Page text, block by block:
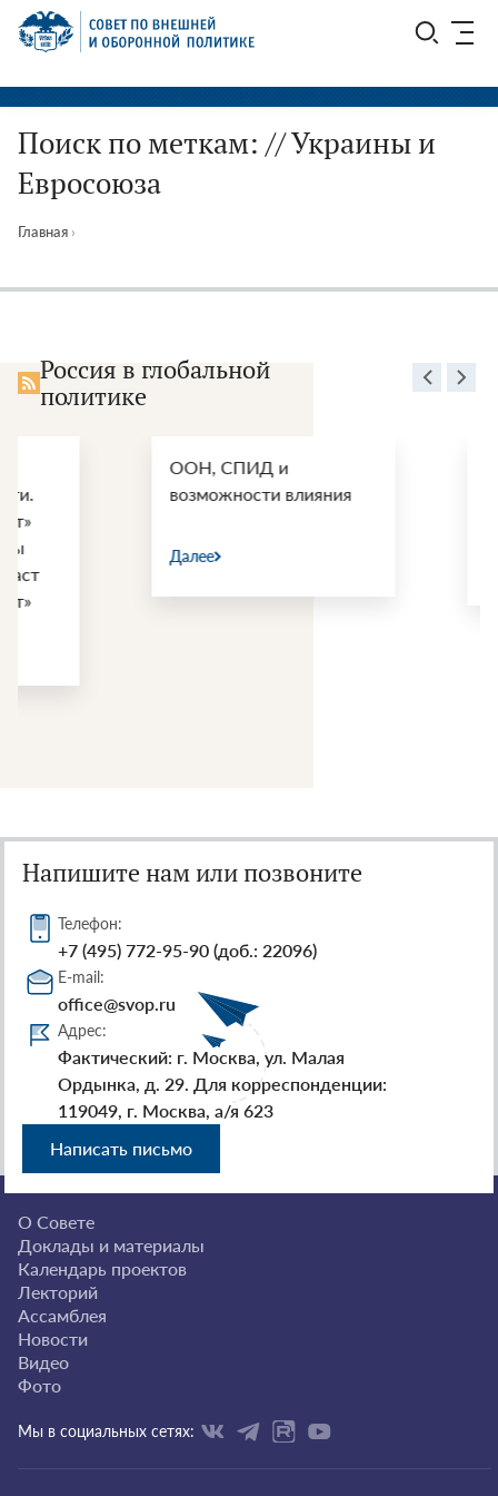
Перейти
СВОП
Поиск по меткам: // Украины и
Евросоюза
Главная ›
Россия в глобальной
политике
возможности влияния
Напишите нам или позвоните
Телефон:
+7 (495) 772-95-90 (доб.: 22096)
E-mail:
office@svop.ru
Адрес:
Фактический: г. Москва, ул. Малая
Ордынка, д. 29. Для корреспонденции:
119049, г. Москва, а/я 623
Написать письмо
О Совете
Доклады и материалы
Календарь проектов
Лекторий
Ассамблея
Новости
Видео
Фото
Мы в социальных сетях: